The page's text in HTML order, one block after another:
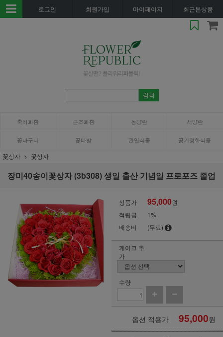
로그인 회원가입 마이페이지 최근본상품
축하화환 근조화환 동양란 서양란
꽃바구니 꽃다발 관엽식물 공기정화식물
꽃상자 꽃상자
장미40송이꽃상자 (3b308) 생일 출산 기념일 프로포즈 졸업
상품가 95,000원
적립금
1%
배송비
(무료)
케이크 추
가
수량
옵션 적용가 95,000원